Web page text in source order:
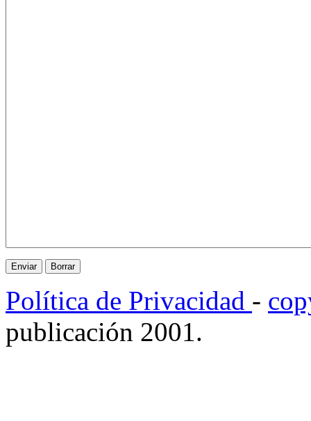
Política de Privacidad -
publicación 2001.